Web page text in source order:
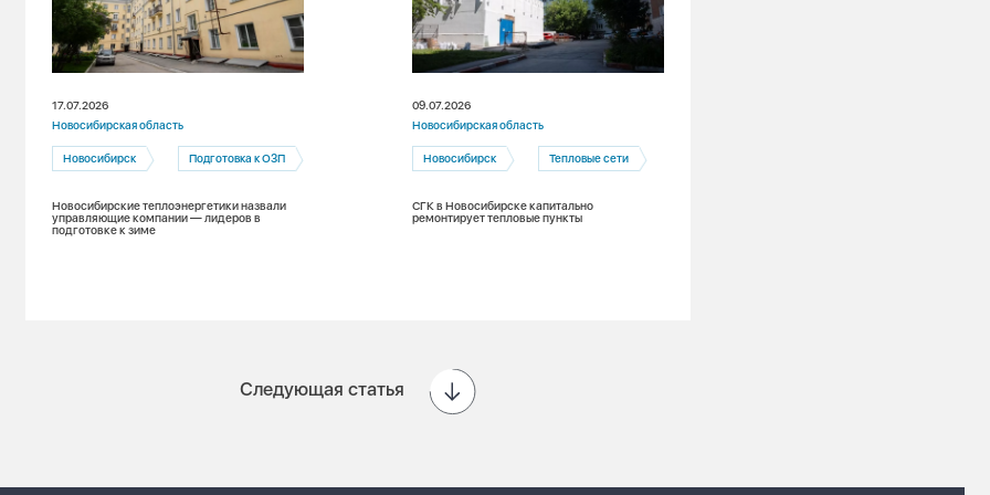
17.07.2026
Новосибирская область
Новосибирск Подготовка к ОЗП
Новосибирские теплоэнергетики назвали
управляющие компании — лидеров в
подготовке к зиме
09.07.2026
Новосибирская область
Новосибирск Тепловые сети
СГК в Новосибирске капитально
ремонтирует тепловые пункты
Следующая статья